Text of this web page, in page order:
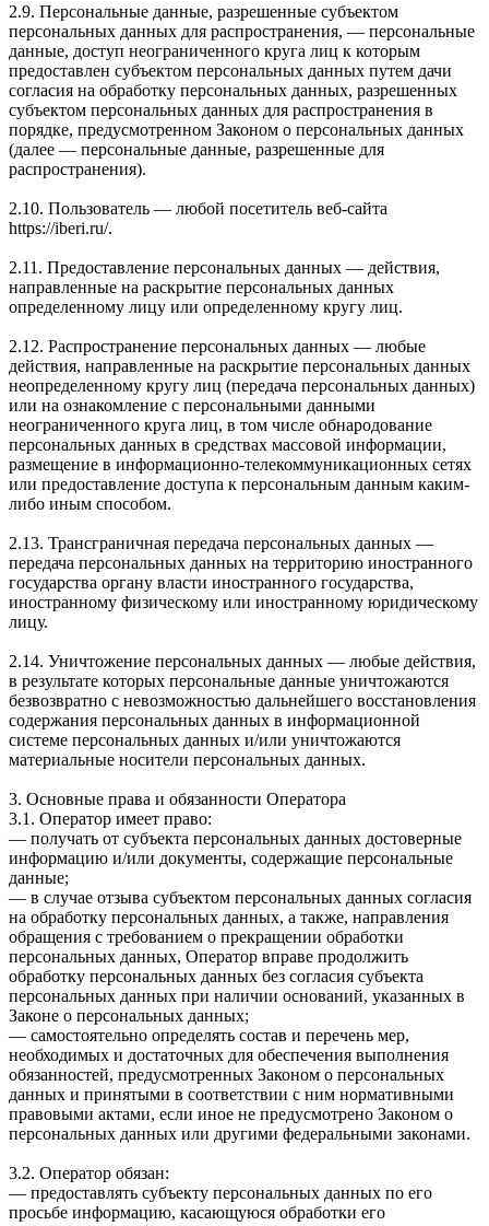
2.9. Персональные данные, разрешенные субъектом
персональных данных для распространения, — персональные
данные, доступ неограниченного круга лиц к которым
предоставлен субъектом персональных данных путем дачи
согласия на обработку персональных данных, разрешенных
субъектом персональных данных для распространения в
порядке, предусмотренном Законом о персональных данных
(далее — персональные данные, разрешенные для
распространения).
2.10. Пользователь — любой посетитель веб-сайта
https://iberi.ru/.
2.11. Предоставление персональных данных — действия,
направленные на раскрытие персональных данных
определенному лицу или определенному кругу лиц.
2.12. Распространение персональных данных — любые
действия, направленные на раскрытие персональных данных
неопределенному кругу лиц (передача персональных данных)
или на ознакомление с персональными данными
неограниченного круга лиц, в том числе обнародование
персональных данных в средствах массовой информации,
размещение в информационно-телекоммуникационных сетях
или предоставление доступа к персональным данным каким-
либо иным способом.
2.13. Трансграничная передача персональных данных —
передача персональных данных на территорию иностранного
государства органу власти иностранного государства,
иностранному физическому или иностранному юридическому
лицу.
2.14. Уничтожение персональных данных — любые действия,
в результате которых персональные данные уничтожаются
безвозвратно с невозможностью дальнейшего восстановления
содержания персональных данных в информационной
системе персональных данных и/или уничтожаются
материальные носители персональных данных.
3. Основные права и обязанности Оператора
3.1. Оператор имеет право:
— получать от субъекта персональных данных достоверные
информацию и/или документы, содержащие персональные
данные;
— в случае отзыва субъектом персональных данных согласия
на обработку персональных данных, а также, направления
обращения с требованием о прекращении обработки
персональных данных, Оператор вправе продолжить
обработку персональных данных без согласия субъекта
персональных данных при наличии оснований, указанных в
Законе о персональных данных;
— самостоятельно определять состав и перечень мер,
необходимых и достаточных для обеспечения выполнения
обязанностей, предусмотренных Законом о персональных
данных и принятыми в соответствии с ним нормативными
правовыми актами, если иное не предусмотрено Законом о
персональных данных или другими федеральными законами.
3.2. Оператор обязан:
— предоставлять субъекту персональных данных по его
просьбе информацию, касающуюся обработки его